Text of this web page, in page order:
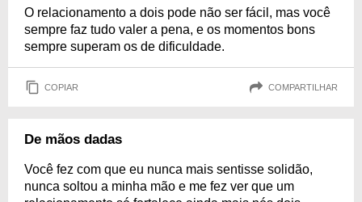
O relacionamento a dois pode não ser fácil, mas você
sempre faz tudo valer a pena, e os momentos bons
sempre superam os de dificuldade.
COPIAR COMPARTILHAR
De mãos dadas
Você fez com que eu nunca mais sentisse solidão,
nunca soltou a minha mão e me fez ver que um